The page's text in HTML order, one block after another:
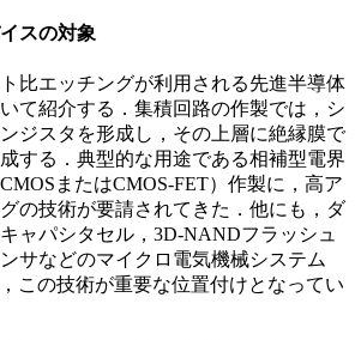
スの対象
比エッチングが利用される先進半導体
て紹介する．集積回路の作製では，シ
ジスタを形成し，その上層に絶縁膜で
する．典型的な用途である相補型電界
またはCMOS-FET）作製に，高ア
の技術が要請されてきた．他にも，ダ
ャパシタセル，3D-NANDフラッシュ
サなどのマイクロ電気機械システム
この技術が重要な位置付けとなってい